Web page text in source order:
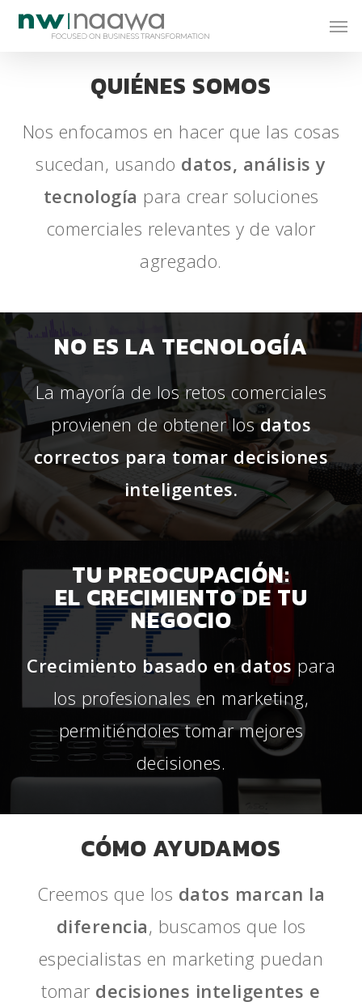
QUIÉNES SOMOS
Nos enfocamos en hacer que las cosas
sucedan, usando datos, análisis y
tecnología para crear soluciones
comerciales relevantes y de valor
agregado.
NO ES LA TECNOLOGÍA
La mayoría de los retos comerciales
provienen de obtener losdatos
correctos para tomar decisiones
inteligentes.
TU PREOCUPACIÓN:
EL CRECIMIENTO DE TU
NEGOCIO
Crecimiento basado en datos para
los profesionales en marketing,
permitiéndoles tomar mejores
decisiones.
CÓMO AYUDAMOS
Creemos que los datos marcan la
diferencia, buscamos que los
especialistas en marketing puedan
tomar decisiones inteligentes e